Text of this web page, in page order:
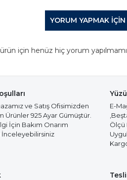
YORUM YAPMAK
için henüz hiç yorum
ve Satış Ofisimizden
Ürünler 925 Ayar Gümüştür.
İçin Bakım Onarım
İnceleyebilirsiniz
E-
Ölçü